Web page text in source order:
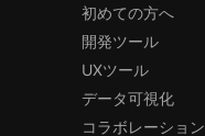
初めての方へ
開発ツール
UXツール
データ可視化
コラボレーション